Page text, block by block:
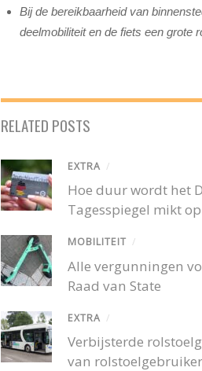
Bij de bereikbaarheid van
deelmobiliteit en de fiets een grote
RELATED POSTS
EXTRA /
Hoe duur wordt het
Tagesspiegel mikt
MOBILITEIT /
Alle vergunningen
Raad van State
EXTRA /
Verbijsterde
van